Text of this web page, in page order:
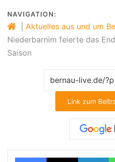
NAVIGATION:
Aktuelles aus und um
Niederbarnim feierte das
Saison
Link zum
FacebookX